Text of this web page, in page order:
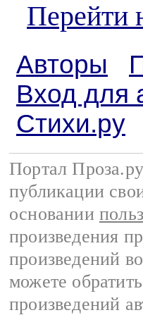
Перейти
Авторы
Вход для
Стихи.ру
Портал
публикации
основании
произведения
произведений
можете
произведений